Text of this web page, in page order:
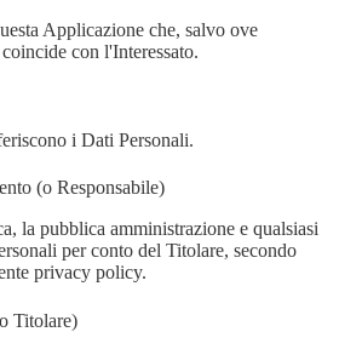
Applicazione che, salvo ove
con l'Interessato.
i Dati Personali.
(o Responsabile)
la pubblica amministrazione e qualsiasi
per conto del Titolare, secondo
privacy policy.
Titolare)